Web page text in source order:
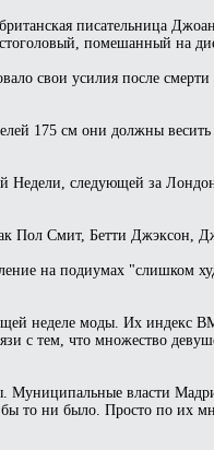
писательница
помешанный на
свои усилия после
175 см они должны
следующей за
Пол Смит, Бетти Джэксон,
на подиумах "слишком
неделе моды. Их индекс
с тем, что множество
Муниципальные власти
то ни было. Просто по их